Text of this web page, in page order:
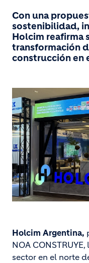
Con una
sostenibilidad,
Holcim reafirma
transformación
construcción en
Holcim Argentina,
NOA
sector en el norte